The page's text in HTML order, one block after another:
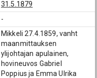
31.5.1879
-
Mikkeli 27.4.1859, vanht
maanmittauksen
ylijohtajan apulainen,
hovineuvos Gabriel
Poppius ja Emma Ulrika